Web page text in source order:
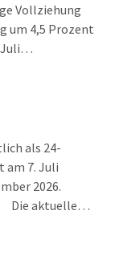
Vollziehung
um 4,5 Prozent
Juli…
als 24-
am 7. Juli
2026.
Die aktuelle…